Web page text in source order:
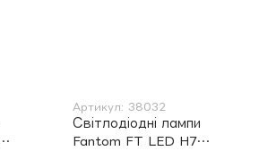
Артикул: 38032
Світлодіодні лампи
Fantom FT LED H7